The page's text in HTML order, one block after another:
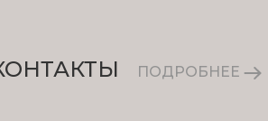
ПОДРОБНЕЕ